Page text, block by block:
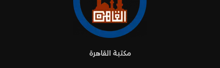
مكتبة القاهرة